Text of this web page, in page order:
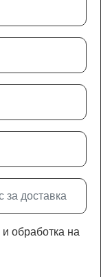
и обработка на